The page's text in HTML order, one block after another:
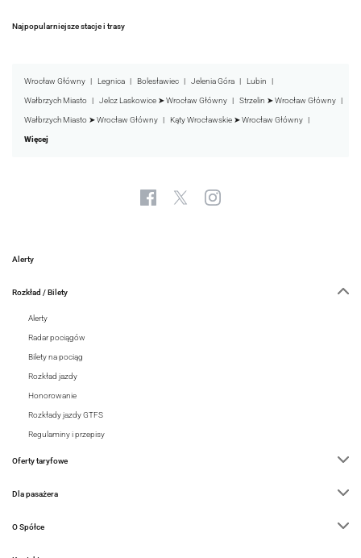
Najpopularniejsze stacje i trasy
Wrocław Główny Legnica Bolesławiec Jelenia Góra Lubin
Wałbrzych Miasto Jelcz Laskowice ➤ Wrocław Główny Strzelin ➤ Wrocław Główny
Wałbrzych Miasto ➤ Wrocław Główny Kąty Wrocławskie ➤ Wrocław Główny
Więcej
Alerty
Rozkład / Bilety
Alerty
Radar pociągów
Bilety na pociąg
Rozkład jazdy
Honorowanie
Rozkłady jazdy GTFS
Regulaminy i przepisy
Oferty taryfowe
Dla pasażera
O Spółce